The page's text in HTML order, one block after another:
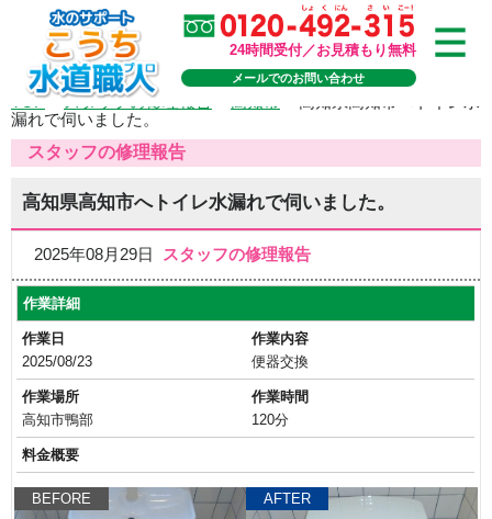
24時間受付／お見積もり無料
メールでのお問い合わせ
TOP>スタッフの修理報告
漏れで伺いました。
スタッフの修理報告
高知県高知市へトイレ水漏れで伺いました。
2025年08月29日 スタッフの修理報告
作業詳細
作業日
2025/08/23
作業内容
便器交換
作業場所
高知市鴨部
作業時間
120分
料金概要
BEFORE AFTER